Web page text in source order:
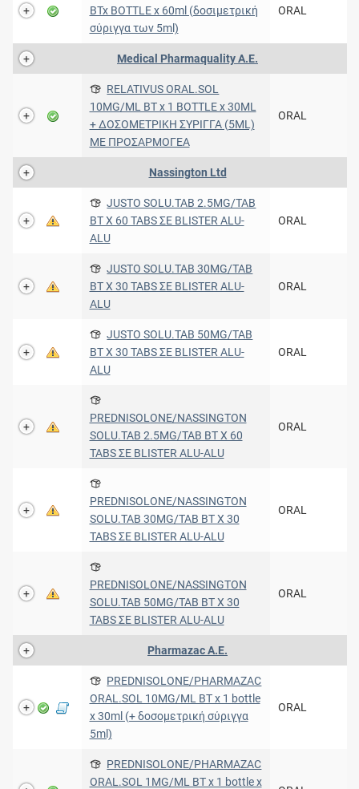
BTx BOTTLE x 60ml (δοσιμετρική
σύριγγα των 5ml)
ORAL
Medical Pharmaquality Α.Ε.
RELATIVUS ORAL.SOL
10MG/ML BT x 1 BOTTLE x 30ML
+ ΔΟΣΟΜΕΤΡΙΚΗ ΣΥΡΙΓΓΑ (5ML)
ΜΕ ΠΡΟΣΑΡΜΟΓΕΑ
ORAL
Nassington Ltd
JUSTO SOLU.TAB 2.5MG/TAB
BT X 60 TABS ΣΕ BLISTER ALU-
ALU
ORAL
JUSTO SOLU.TAB 30MG/TAB
BT X 30 TABS ΣΕ BLISTER ALU-
ALU
ORAL
JUSTO SOLU.TAB 50MG/TAB
BT X 30 TABS ΣΕ BLISTER ALU-
ALU
ORAL
PREDNISOLONE/NASSINGTON
SOLU.TAB 2.5MG/TAB BT X 60
TABS ΣΕ BLISTER ALU-ALU
ORAL
PREDNISOLONE/NASSINGTON
SOLU.TAB 30MG/TAB BT X 30
TABS ΣΕ BLISTER ALU-ALU
ORAL
PREDNISOLONE/NASSINGTON
SOLU.TAB 50MG/TAB BT X 30
TABS ΣΕ BLISTER ALU-ALU
ORAL
Pharmazac Α.Ε.
PREDNISOLONE/PHARMAZAC
ORAL.SOL 10MG/ML BT x 1 bottle
x 30ml (+ δοσομετρική σύριγγα
5ml)
ORAL
PREDNISOLONE/PHARMAZAC
ORAL.SOL 1MG/ML BT x 1 bottle x